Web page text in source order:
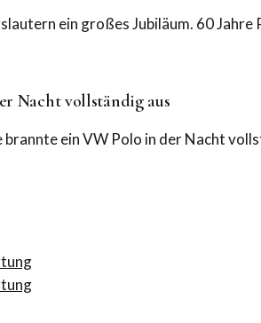
ein großes Jubiläum. 60
Nacht vollständig aus
ein VW Polo in der Nacht